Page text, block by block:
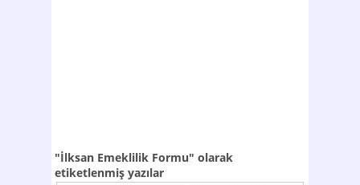
"İlksan Emeklilik Formu" olarak
etiketlenmiş yazılar